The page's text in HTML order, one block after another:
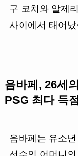
구 코치와 알제
사이에서 태어
음바페, 26세
PSG 최다 득
음바페는 유소